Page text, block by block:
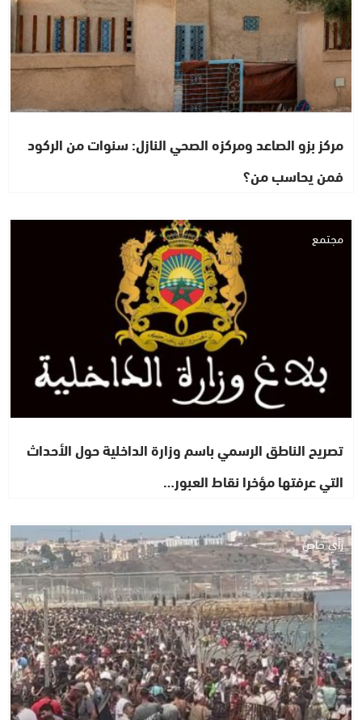
مركز بزو الصاعد ومركزه الصحي النازل: سنوات من الركود
فمن يحاسب من؟
مجتمع
تصريح الناطق الرسمي باسم وزارة الداخلية حول الأحداث
التي عرفتها مؤخرا نقاط العبور…
رأي خاص